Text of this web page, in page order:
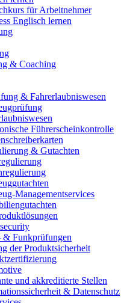
für Arbeitnehmer
Englisch lernen
& Coaching
& Fahrerlaubniswesen
Führerscheinkontrolle
& Gutachten
Managementservices
Funkprüfungen
der Produktsicherheit
und akkreditierte Stellen
& Datenschutz